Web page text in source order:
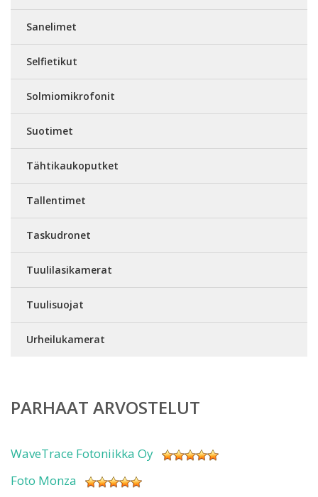
Sanelimet
Selfietikut
Solmiomikrofonit
Suotimet
Tähtikaukoputket
Tallentimet
Taskudronet
Tuulilasikamerat
Tuulisuojat
Urheilukamerat
PARHAAT ARVOSTELUT
WaveTrace Fotoniikka Oy
Foto Monza